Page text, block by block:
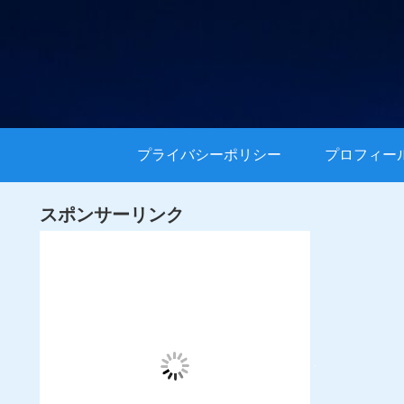
プライバシーポリシー プロフィー
スポンサーリンク